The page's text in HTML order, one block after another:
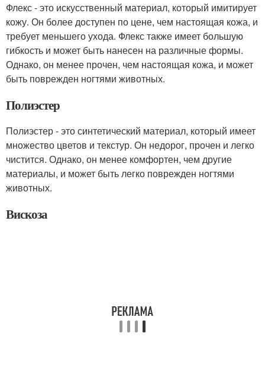
Флекс - это искусственный материал, который имитирует
кожу. Он более доступен по цене, чем настоящая кожа, и
требует меньшего ухода. Флекс также имеет большую
гибкость и может быть нанесен на различные формы.
Однако, он менее прочен, чем настоящая кожа, и может
быть поврежден ногтями животных.
Полиэстер
Полиэстер - это синтетический материал, который имеет
множество цветов и текстур. Он недорог, прочен и легко
чистится. Однако, он менее комфортен, чем другие
материалы, и может быть легко поврежден ногтями
животных.
Вискоза